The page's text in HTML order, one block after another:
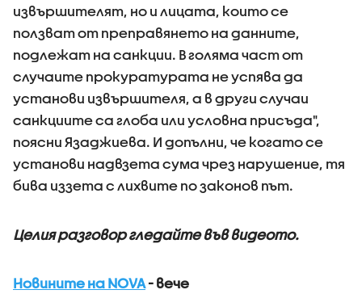
извършителят, но и лицата, които се
ползват от преправянето на данните,
подлежат на санкции. В голяма част от
случаите прокуратурата не успява да
установи извършителя, а в други случаи
санкциите са глоба или условна присъда",
поясни Язаджиева. И допълни, че когато се
установи надвзета сума чрез нарушение, тя
бива иззета с лихвите по законов път.
Целия разговор гледайте във видеото.
Новините на NOVA- вече